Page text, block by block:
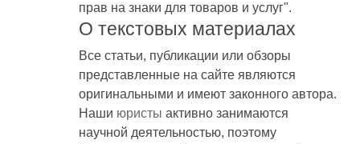
прав на знаки для товаров и услуг".
О текстовых материалах
Все статьи, публикации или обзоры
представленные на сайте являются
оригинальными и имеют законного автора.
Наши юристы активно занимаются
научной деятельностью, поэтому